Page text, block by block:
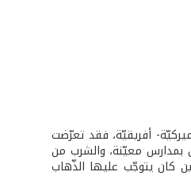
أفريقيّة، فقد تعرّضت
بمدارس معيّنة، والشرب من
كان يتوجّب عليها الذّهاب